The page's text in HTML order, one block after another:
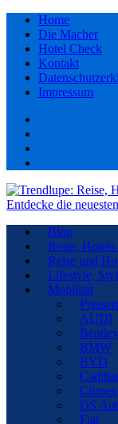
Home
Die Macher
Hotel Check
Kontakt
Impressum
Blog
Reise,
Reise und
Lifestyle,
Mobilität
AUDI
Bentley
BMW
BYD
Citroen
DS
Fiat